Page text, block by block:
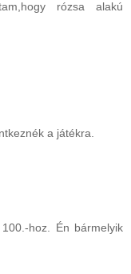
rózsa alakú
a játékra.
hoz. Én bármelyik